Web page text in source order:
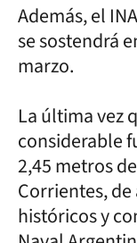
Además, el
se sostendrá
marzo.
La última vez
considerable
2,45 metros
Corrientes,
históricos y